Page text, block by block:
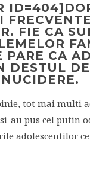
FIE CA
PARE CA
DESTUL
tot mai multi
au pus cel putin
adolescentilor